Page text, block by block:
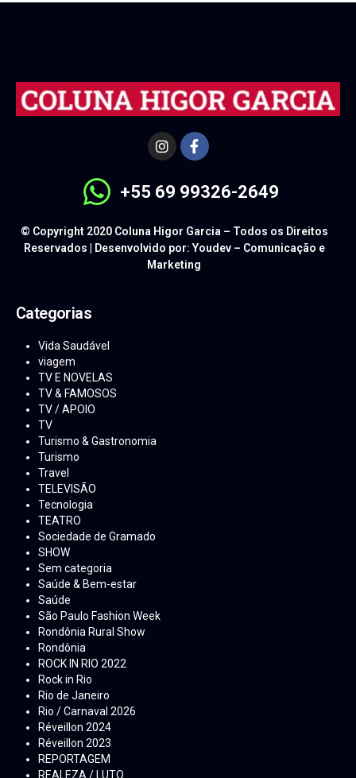
+55 69 99326-2649
© Copyright 2020 Coluna Higor Garcia – Todos os Direitos
Reservados | Desenvolvido por: Youdev – Comunicação e
Marketing
Categorias
Vida Saudável
viagem
TV E NOVELAS
TV & FAMOSOS
TV / APOIO
TV
Turismo & Gastronomia
Turismo
Travel
TELEVISÃO
Tecnologia
TEATRO
Sociedade de Gramado
SHOW
Sem categoria
Saúde & Bem-estar
Saúde
São Paulo Fashion Week
Rondônia Rural Show
Rondônia
ROCK IN RIO 2022
Rock in Rio
Rio de Janeiro
Rio / Carnaval 2026
Réveillon 2024
Réveillon 2023
REPORTAGEM
REALEZA / LUTO